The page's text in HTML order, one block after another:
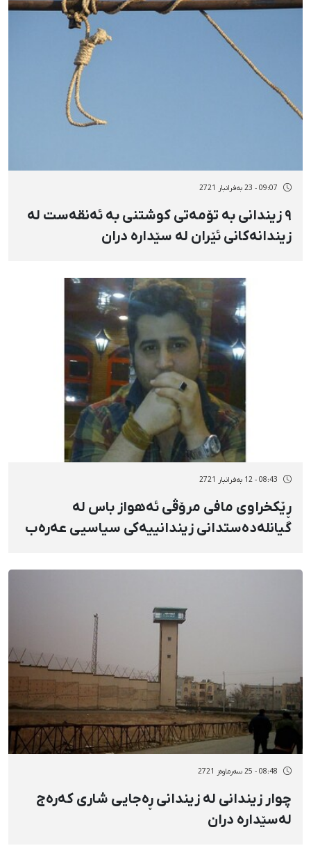
09:07 - 23 بەفرانبار 2721
٩ زیندانی بە تۆمەتی کوشتنی بە ئەنقەست لە
زیندانەکانی ئێران لە سێدارە دران
08:43 - 12 بەفرانبار 2721
ڕێکخراوی مافی مرۆڤی ئەهواز باس لە
گیانلەدەستدانی زیندانییەکی سیاسیی عەرەب
08:48 - 25 سەرماوەز 2721
چوار زیندانی لە زیندانی ڕەجایی شاری کەرەج
لەسێدارە دران